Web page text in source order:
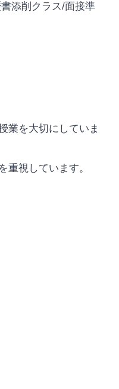
添削クラス/面接準
業を大切にしていま
重視しています。